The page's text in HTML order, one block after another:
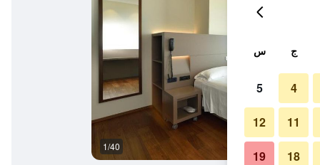
1/40
ج س
4
5
11
12
18
19